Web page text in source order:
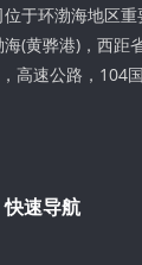
于环渤海地区
(黄骅港)，西距
高速公路，104
快速导航